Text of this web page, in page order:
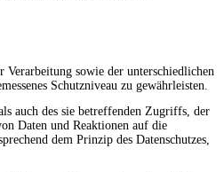
sowie der unterschiedlichen
Schutzniveau zu gewährleisten.
auch des sie betreffenden Zugriffs, der
Daten und Reaktionen auf die
dem Prinzip des Datenschutzes,